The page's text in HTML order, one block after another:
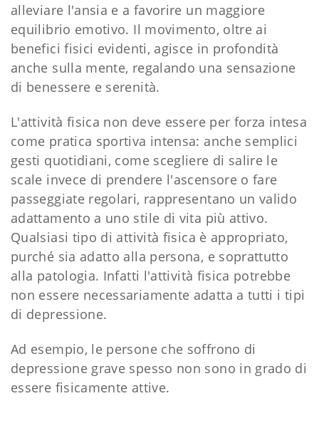
alleviare l'ansia e a favorire un maggiore
equilibrio emotivo. Il movimento, oltre ai
benefici fisici evidenti, agisce in profondità
anche sulla mente, regalando una sensazione
di benessere e serenità.
L'attività fisica non deve essere per forza intesa
come pratica sportiva intensa: anche semplici
gesti quotidiani, come scegliere di salire le
scale invece di prendere l'ascensore o fare
passeggiate regolari, rappresentano un valido
adattamento a uno stile di vita più attivo.
Qualsiasi tipo di attività fisica è appropriato,
purché sia ​​adatto alla persona, e soprattutto
alla patologia. Infatti l'attività fisica potrebbe
non essere necessariamente adatta a tutti i tipi
di depressione.
Ad esempio, le persone che soffrono di
depressione grave spesso non sono in grado di
essere fisicamente attive.